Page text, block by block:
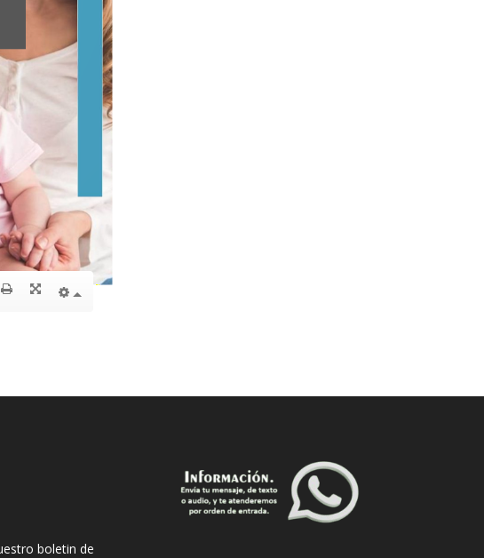
boletin de